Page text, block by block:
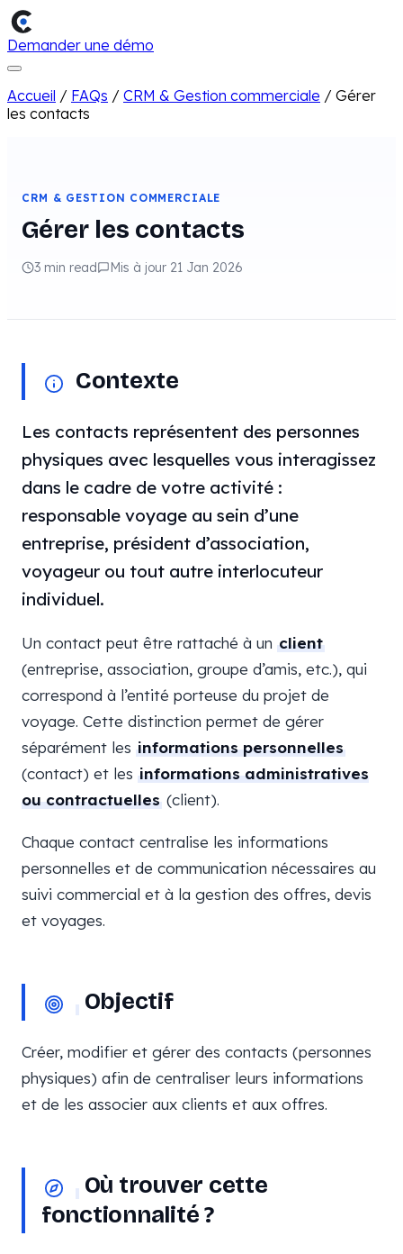
Demander une démo
Accueil / FAQs / CRM & Gestion commerciale / Gérer
les contacts
CRM & GESTION COMMERCIALE
Gérer les contacts
3 min read Mis à jour 21 Jan 2026
Contexte
Les contacts représentent des personnes
physiques avec lesquelles vous interagissez
dans le cadre de votre activité :
responsable voyage au sein d’une
entreprise, président d’association,
voyageur ou tout autre interlocuteur
individuel.
Un contact peut être rattaché à un client
(entreprise, association, groupe d’amis, etc.), qui
correspond à l’entité porteuse du projet de
voyage. Cette distinction permet de gérer
séparément les informations personnelles
(contact) et les informations administratives
ou contractuelles (client).
Chaque contact centralise les informations
personnelles et de communication nécessaires au
suivi commercial et à la gestion des offres, devis
et voyages.
Objectif
Créer, modifier et gérer des contacts (personnes
physiques) afin de centraliser leurs informations
et de les associer aux clients et aux offres.
Où trouver cette
fonctionnalité ?